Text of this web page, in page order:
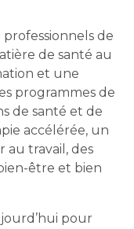
de
de santé au
et une
programmes de
de santé et de
accélérée, un
travail, des
être et bien
pour